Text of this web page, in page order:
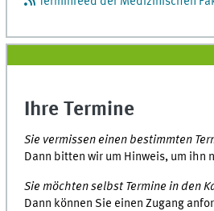
Ihre Termine
Sie vermissen einen bestimmten
Dann bitten wir um Hinweis, um ihn
Sie möchten selbst Termine in den
Dann können Sie einen Zugang